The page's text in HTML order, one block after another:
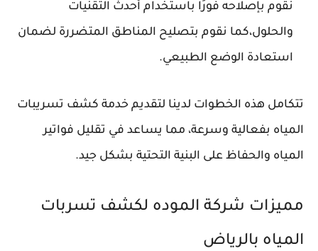
نقوم بإصلاحه فورًا باستخدام أحدث التقنيات
والحلول،كما نقوم بتصليح المناطق المتضررة لضمان
استعادة الوضع الطبيعي.
تتكامل هذه الخطوات لدينا لتقديم خدمة كشف تسريبات
المياه بفعالية وسرعة، مما يساعد في تقليل فواتير
المياه والحفاظ على البنية التحتية بشكل جيد.
مميزات شركة الموده لكشف تسربات
المياه بالرياض